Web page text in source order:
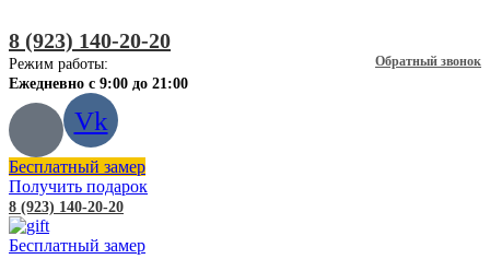
8 (923) 140-20-20
Обратный звонок
Режим работы:
Ежедневно с 9:00 до 21:00
Vk
Бесплатный замер
Получить подарок
8 (923) 140-20-20
Бесплатный замер